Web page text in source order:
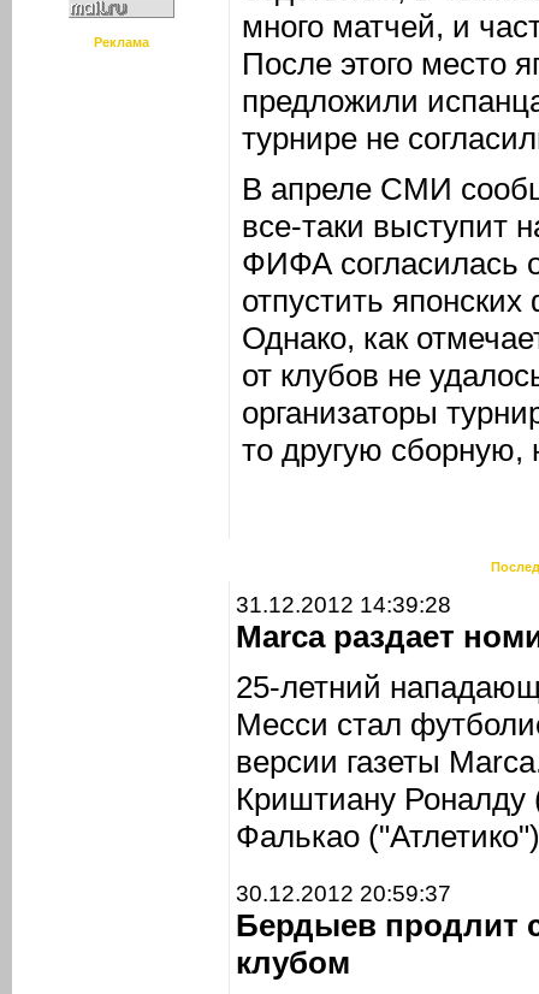
Реклама
много матчей, и
После этого место
предложили
турнире не
В апреле СМИ
все-таки выступит
ФИФА согласилась
отпустить
Однако, как
от клубов не
организаторы
то другую сборную,
31.12.2012 14:39:28
Marca раздает
25-летний
Месси стал
версии газеты
Криштиану
Фалькао
30.12.2012 20:59:37
Бердыев продлит
клубом